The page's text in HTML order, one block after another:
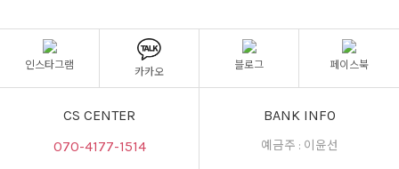
인스타그램
카카오
블로그 페이스북
CS CENTER
070-4177-1514
BANK INFO
예금주 : 이윤선